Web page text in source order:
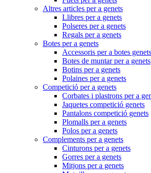
Altres articles per a genets
Llibres per a genets
Polseres per a genets
Regals per a genets
Botes per a genets
Accessoris per a botes genets
Botes de muntar per a genets
Botins per a genets
Polaines per a genets
Competició per a genets
Corbates i plastrons per a
Jaquetes competició genets
Pantalons competició genets
Plomalls per a genets
Polos per a genets
Complements per a genets
Cinturons per a genets
Gorres per a genets
Mitjons per a genets